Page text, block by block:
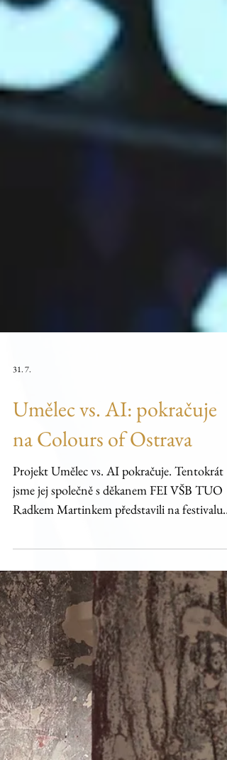
Umělec vs. AI: pokračuje
na Colours of Ostrava
Projekt Umělec vs. AI pokračuje. Tentokrát
jsme jej společně s děkanem FEI VŠB TUO
rozvíjí už několik let. Po dvou výstavách
věnovaných tomuto experimentu jsme jeho
další výsledky představili také na festivalu
Colours of Ostrava, kde jsme společně s
děkanem Fakulty elektrotechniky a
informatiky VŠB – Technické univerzity
Ostrava Radkem Martinkem vedli přednášku
o tom, jak umělá inteligence